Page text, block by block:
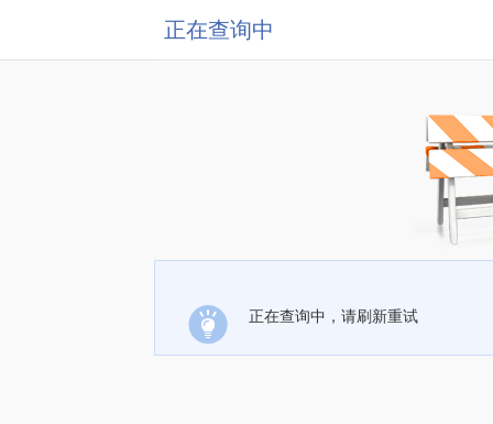
正在查询中
正在查询中，请刷新重试